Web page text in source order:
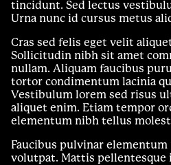
tincidunt. Sed lectus
Urna nunc id cursus metus
Cras sed felis eget velit
Sollicitudin nibh sit amet
nullam. Aliquam faucibus
tortor condimentum lacinia
Vestibulum lorem sed risus
aliquet enim. Etiam tempor
elementum nibh tellus
Faucibus pulvinar
volutpat. Mattis